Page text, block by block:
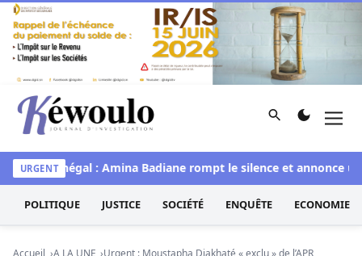
Aller au contenu
Kéwoulo, le premier site d'information et d'investigation
Rechercher
URGENT
Miss Sénégal : Amina Badiane rompt le silence et annonce une
POLITIQUE JUSTICE SOCIÉTÉ ENQUÊTE ECONOMIE
Accueil A LA UNE Urgent : Moustapha Diakhaté « exclu » de l’APR